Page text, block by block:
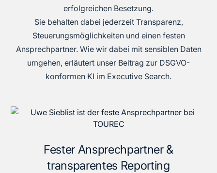
erfolgreichen Besetzung.
Sie behalten dabei jederzeit Transparenz,
Steuerungsmöglichkeiten und einen festen
Ansprechpartner. Wie wir dabei mit sensiblen Daten
umgehen, erläutert unser Beitrag zur DSGVO-
konformen KI im Executive Search.
Fester Ansprechpartner &
transparentes Reporting